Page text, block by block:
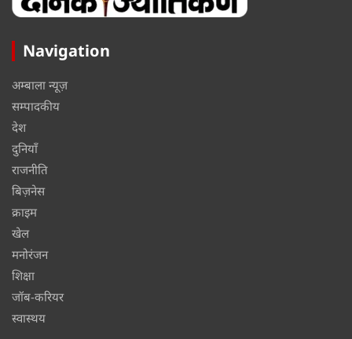
Navigation
अम्बाला न्यूज़
सम्पादकीय
देश
दुनियाँ
राजनीति
बिज़नेस
क्राइम
खेल
मनोरंजन
शिक्षा
जॉब-करियर
स्वास्थय